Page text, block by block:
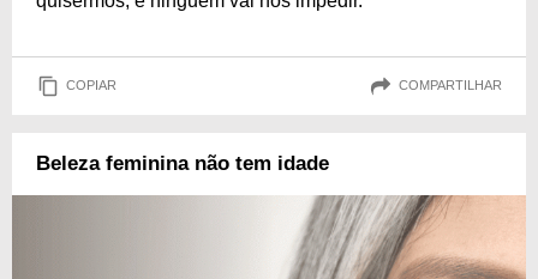
COPIAR COMPARTILHAR
Beleza feminina não tem idade